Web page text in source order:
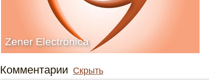
Zener Electrònica
Комментарии Скрыть